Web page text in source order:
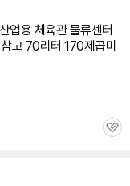
산업용 체육관 물류센터
고 70리터 170제곱미
관